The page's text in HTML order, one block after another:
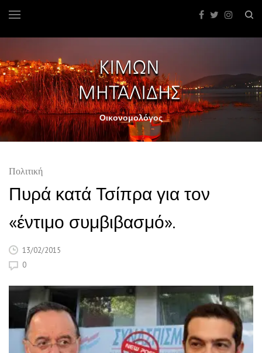
Οικονομολόγος
Πολιτική
Πυρά κατά Τσίπρα για τον
«έντιμο συμβιβασμό».
13/02/2015
0